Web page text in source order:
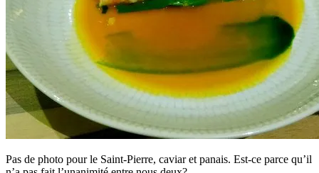
Pas de photo pour le Saint-Pierre, caviar et panais. Est-ce parce qu’il